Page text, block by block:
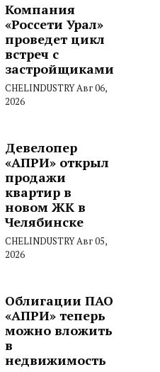
Компания
«Россети Урал»
проведет цикл
встреч с
застройщиками
CHELINDUSTRYАвг 06,
2026
Девелопер
«АПРИ» открыл
продажи
квартир в
новом ЖК в
Челябинске
CHELINDUSTRYАвг 05,
2026
Облигации ПАО
«АПРИ» теперь
можно вложить
в
недвижимость